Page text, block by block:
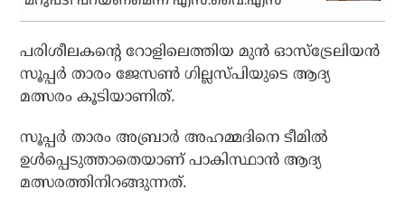
പരിശീലകന്റെ റോളിലെത്തിയ മുന്‍ ഓസ്‌ട്രേലിയന്‍
സൂപ്പര്‍ താരം ജേസണ്‍ ഗില്ലസ്പിയുടെ ആദ്യ
മത്സരം കൂടിയാണിത്.
സൂപ്പര്‍ താരം അബ്രാര്‍ അഹമ്മദിനെ ടീമില്‍
ഉള്‍പ്പെടുത്താതെയാണ് പാകിസ്ഥാന്‍ ആദ്യ
മത്സരത്തിനിറങ്ങുന്നത്.